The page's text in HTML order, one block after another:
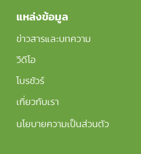
แหล่งข้อมูล
ข่าวสารและบทความ
วีดีโอ
โบรชัวร์
เกี่ยวกับเรา
นโยบายความเป็นส่วนตัว